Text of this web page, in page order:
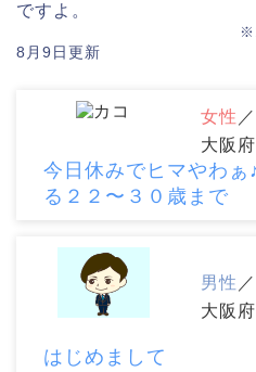
ですよ。
8月9日更新
女性
大阪
今日休みでヒマやわぁ
る２２〜３０歳まで
男性
大阪
はじめまして